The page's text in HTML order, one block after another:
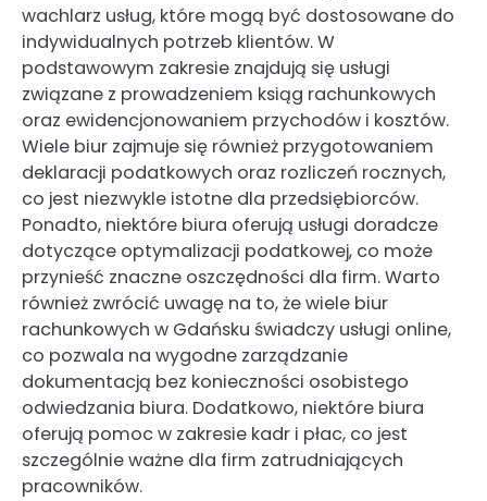
wachlarz usług, które mogą być dostosowane do
indywidualnych potrzeb klientów. W
podstawowym zakresie znajdują się usługi
związane z prowadzeniem ksiąg rachunkowych
oraz ewidencjonowaniem przychodów i kosztów.
Wiele biur zajmuje się również przygotowaniem
deklaracji podatkowych oraz rozliczeń rocznych,
co jest niezwykle istotne dla przedsiębiorców.
Ponadto, niektóre biura oferują usługi doradcze
dotyczące optymalizacji podatkowej, co może
przynieść znaczne oszczędności dla firm. Warto
również zwrócić uwagę na to, że wiele biur
rachunkowych w Gdańsku świadczy usługi online,
co pozwala na wygodne zarządzanie
dokumentacją bez konieczności osobistego
odwiedzania biura. Dodatkowo, niektóre biura
oferują pomoc w zakresie kadr i płac, co jest
szczególnie ważne dla firm zatrudniających
pracowników.